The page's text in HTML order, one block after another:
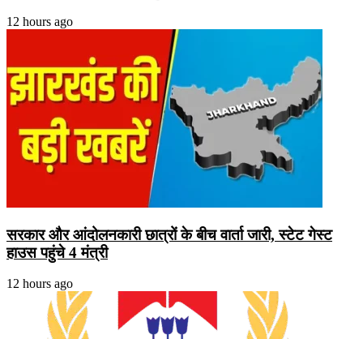
12 hours ago
सरकार और आंदोलनकारी छात्रों के बीच वार्ता जारी, स्टेट गेस्ट
हाउस पहुंचे 4 मंत्री
12 hours ago